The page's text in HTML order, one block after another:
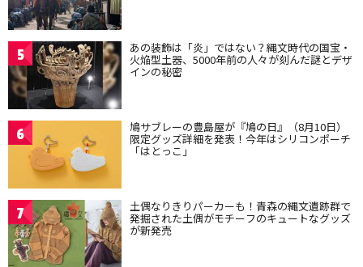
5 あの装飾は「炎」ではない？縄文時代の国宝・
火焔型土器、5000年前の人々が刻んだ謎とデザ
インの秘密
6 鳩サブレーの豊島屋が『鳩の日』（8月10日）
限定グッズ詳細を発表！今年はシリコンポーチ
「はとっこ」
7 土偶なりきりパーカーも！青森の縄文遺跡群で
発掘された土偶がモチーフのキュートなグッズ
が新発売